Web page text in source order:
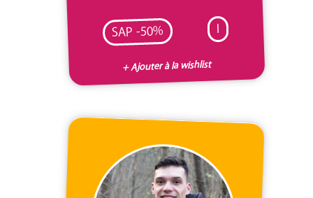
SAP -50% I
+ Ajouter à la wishlist